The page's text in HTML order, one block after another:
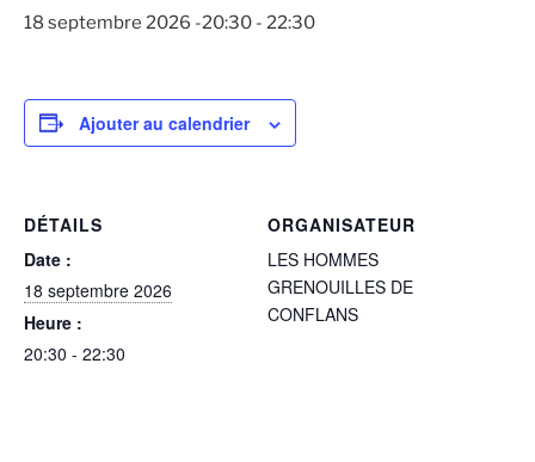
18 septembre 2026 -20:30 - 22:30
Ajouter au calendrier
DÉTAILS
Date :
18 septembre 2026
Heure :
20:30 - 22:30
ORGANISATEUR
LES HOMMES
GRENOUILLES DE
CONFLANS